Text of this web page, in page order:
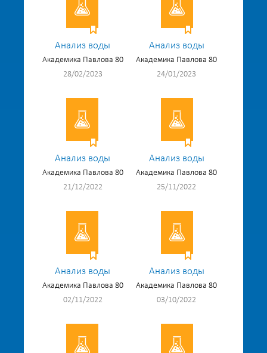
Анализ воды
Академика Павлова 80
28/02/2023
Анализ воды
Академика Павлова 80
24/01/2023
Анализ воды
Академика Павлова 80
21/12/2022
Анализ воды
Академика Павлова 80
25/11/2022
Анализ воды
Академика Павлова 80
02/11/2022
Анализ воды
Академика Павлова 80
03/10/2022